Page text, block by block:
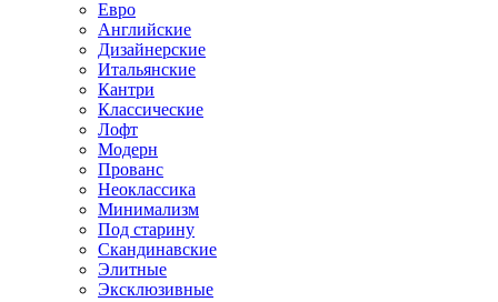
Евро
Английские
Дизайнерские
Итальянские
Кантри
Классические
Лофт
Модерн
Прованс
Неоклассика
Минимализм
Под старину
Скандинавские
Элитные
Эксклюзивные